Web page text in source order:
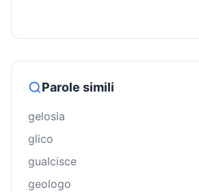
Parole simili
gelosia
glico
gualcisce
geologo